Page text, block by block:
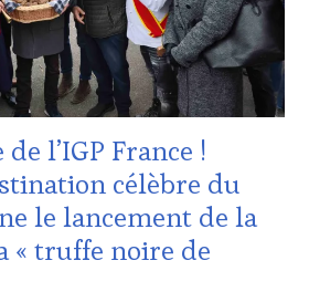
l’IGP France !
célèbre du
le lancement de la
« truffe noire de